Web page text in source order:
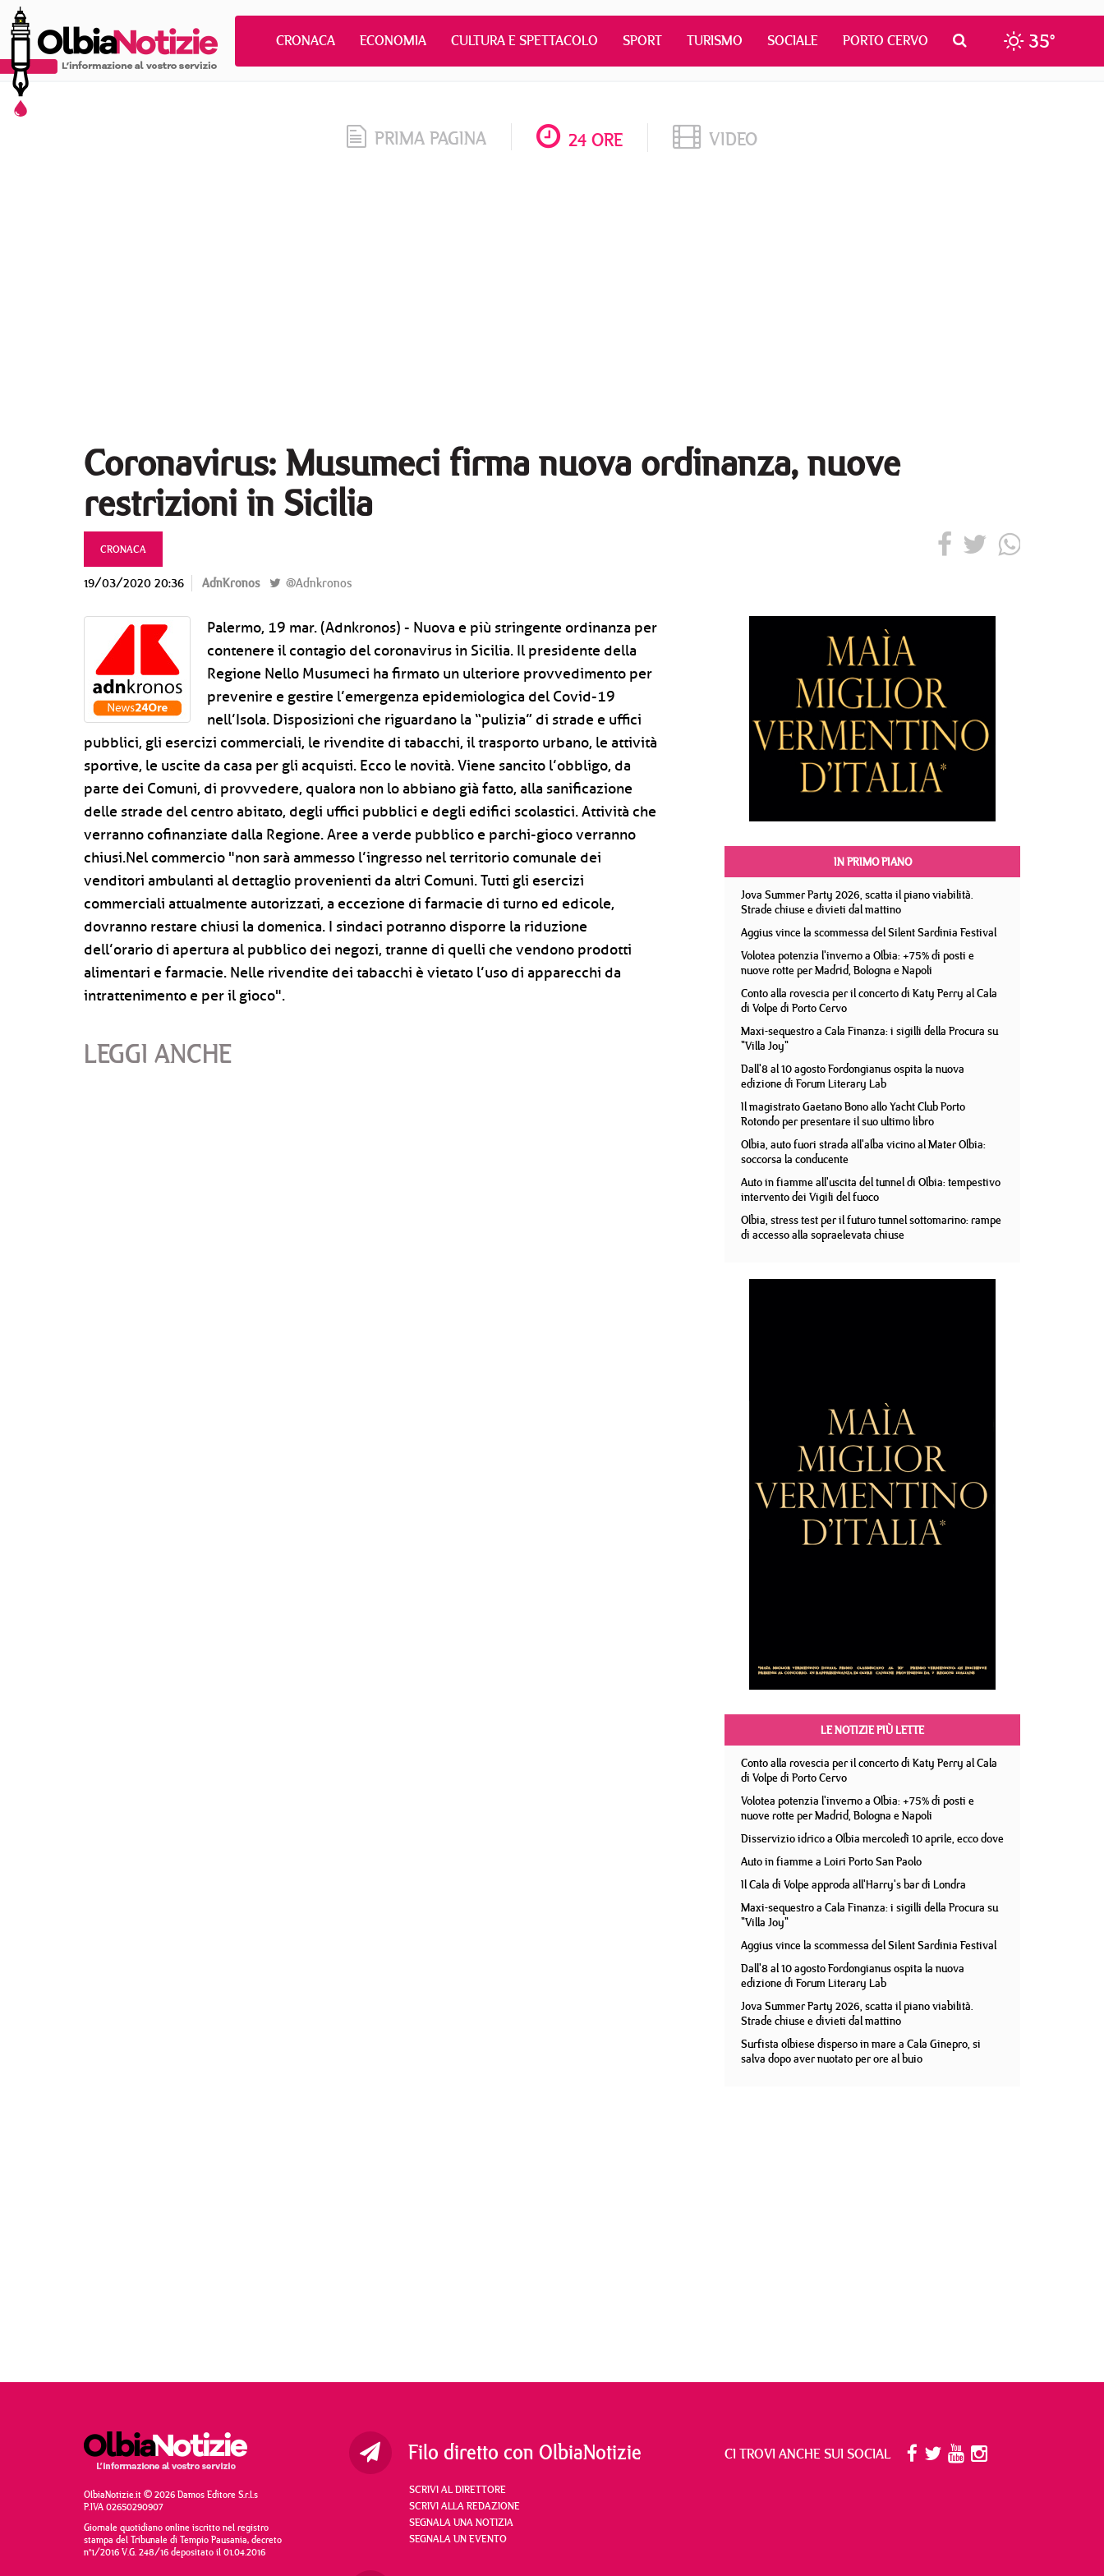
CRONACA ECONOMIA CULTURA E SPETTACOLO SPORT TURISMO SOCIALE PORTO CERVO 35°
PRIMA PAGINA 24 ORE VIDEO
Coronavirus: Musumeci firma nuova ordinanza, nuove
restrizioni in Sicilia
CRONACA
19/03/2020 20:36 AdnKronos @Adnkronos
Palermo, 19 mar. (Adnkronos) - Nuova e più stringente ordinanza per
contenere il contagio del coronavirus in Sicilia. Il presidente della
Regione Nello Musumeci ha firmato un ulteriore provvedimento per
prevenire e gestire l’emergenza epidemiologica del Covid-19
nell’Isola. Disposizioni che riguardano la “pulizia” di strade e uffici
pubblici, gli esercizi commerciali, le rivendite di tabacchi, il trasporto urbano, le attività
sportive, le uscite da casa per gli acquisti. Ecco le novità. Viene sancito l’obbligo, da
parte dei Comuni, di provvedere, qualora non lo abbiano già fatto, alla sanificazione
delle strade del centro abitato, degli uffici pubblici e degli edifici scolastici. Attività che
verranno cofinanziate dalla Regione. Aree a verde pubblico e parchi-gioco verranno
chiusi.Nel commercio "non sarà ammesso l’ingresso nel territorio comunale dei
venditori ambulanti al dettaglio provenienti da altri Comuni. Tutti gli esercizi
commerciali attualmente autorizzati, a eccezione di farmacie di turno ed edicole,
dovranno restare chiusi la domenica. I sindaci potranno disporre la riduzione
dell’orario di apertura al pubblico dei negozi, tranne di quelli che vendono prodotti
alimentari e farmacie. Nelle rivendite dei tabacchi è vietato l’uso di apparecchi da
intrattenimento e per il gioco".
LEGGI ANCHE
IN PRIMO PIANO
Jova Summer Party 2026, scatta il piano viabilità.
Strade chiuse e divieti dal mattino
Aggius vince la scommessa del Silent Sardinia Festival
Volotea potenzia l'inverno a Olbia: +75% di posti e
nuove rotte per Madrid, Bologna e Napoli
Conto alla rovescia per il concerto di Katy Perry al Cala
di Volpe di Porto Cervo
Maxi-sequestro a Cala Finanza: i sigilli della Procura su
"Villa Joy"
Dall'8 al 10 agosto Fordongianus ospita la nuova
edizione di Forum Literary Lab
Il magistrato Gaetano Bono allo Yacht Club Porto
Rotondo per presentare il suo ultimo libro
Olbia, auto fuori strada all'alba vicino al Mater Olbia:
soccorsa la conducente
Auto in fiamme all'uscita del tunnel di Olbia: tempestivo
intervento dei Vigili del fuoco
Olbia, stress test per il futuro tunnel sottomarino: rampe
di accesso alla sopraelevata chiuse
LE NOTIZIE PIÙ LETTE
Conto alla rovescia per il concerto di Katy Perry al Cala
di Volpe di Porto Cervo
Volotea potenzia l'inverno a Olbia: +75% di posti e
nuove rotte per Madrid, Bologna e Napoli
Disservizio idrico a Olbia mercoledì 10 aprile, ecco dove
Auto in fiamme a Loiri Porto San Paolo
Il Cala di Volpe approda all'Harry's bar di Londra
Maxi-sequestro a Cala Finanza: i sigilli della Procura su
"Villa Joy"
Aggius vince la scommessa del Silent Sardinia Festival
Dall'8 al 10 agosto Fordongianus ospita la nuova
edizione di Forum Literary Lab
Jova Summer Party 2026, scatta il piano viabilità.
Strade chiuse e divieti dal mattino
Surfista olbiese disperso in mare a Cala Ginepro, si
salva dopo aver nuotato per ore al buio
OlbiaNotizie.it © 2026 Damos Editore S.r.l.s
P.IVA 02650290907
Giornale quotidiano online iscritto nel registro
stampa del Tribunale di Tempio Pausania, decreto
n°1/2016 V.G. 248/16 depositato il 01.04.2016
Filo diretto con OlbiaNotizie
SCRIVI AL DIRETTORE
SCRIVI ALLA REDAZIONE
SEGNALA UNA NOTIZIA
SEGNALA UN EVENTO
CI TROVI ANCHE SUI SOCIAL